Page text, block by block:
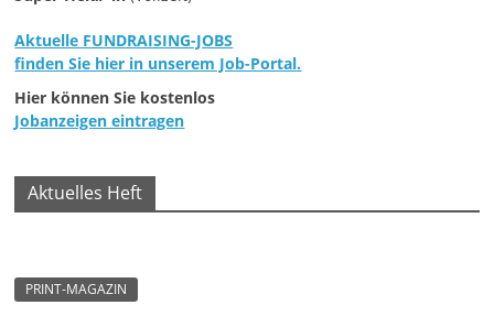
n
d
e
n
|
i
Aktuelle FUNDRAISING-JOBS
finden Sie hier in unserem Job-Portal.
Hier können Sie kostenlos
Jobanzeigen eintragen
Aktuelles Heft
PRINT-MAGAZIN